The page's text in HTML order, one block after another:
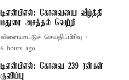
டிஎன்பிஎல்: கோவையை வீழ்த்தி
மதுரை அசத்தல் வெற்றி
விளையாட்டுச் செய்திப்பிரிவு
6 hours ago
டிஎன்பிஎல்: கோவை 239 ரன்கள்
குவிப்பு